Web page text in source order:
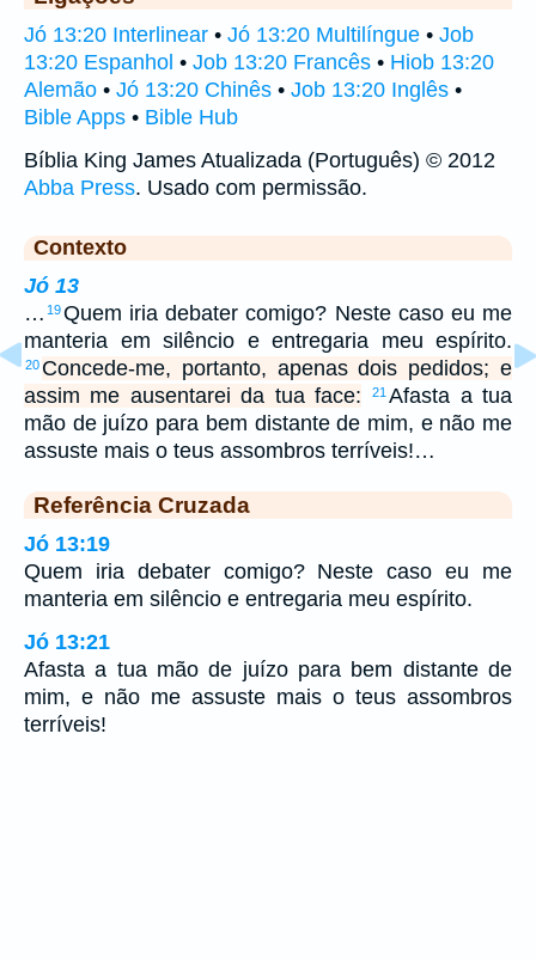
Jó 13:20 Interlinear • Jó 13:20 Multilíngue • Job
13:20 Espanhol • Job 13:20 Francês • Hiob 13:20
Alemão • Jó 13:20 Chinês • Job 13:20 Inglês •
Bible Apps • Bible Hub
Bíblia King James Atualizada (Português) © 2012
Abba Press. Usado com permissão.
Contexto
Jó 13
… 19Quem iria debater comigo? Neste caso eu me
manteria em silêncio e entregaria meu espírito.
20 Concede-me, portanto, apenas dois pedidos; e
assim me ausentarei da tua face:
21 Afasta a tua
mão de juízo para bem distante de mim, e não me
assuste mais o teus assombros terríveis!…
Referência Cruzada
Jó 13:19
Quem iria debater comigo? Neste caso eu me
manteria em silêncio e entregaria meu espírito.
Jó 13:21
Afasta a tua mão de juízo para bem distante de
mim, e não me assuste mais o teus assombros
terríveis!